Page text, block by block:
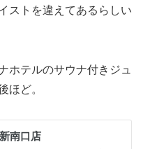
ストを違えてあるらしい
ホテルのサウナ付きジュ
ほど。